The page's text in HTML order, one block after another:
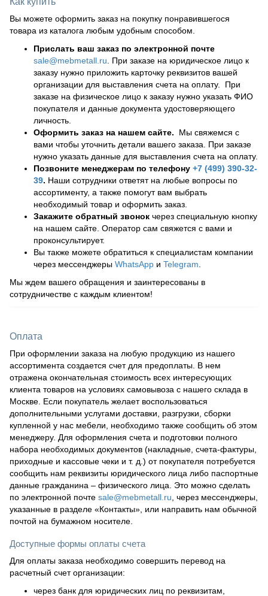
Вы можете оформить заказ на покупку понравившегося
товара из каталога любым удобным способом.
Прислать ваш заказ по электронной почте
sale@mebmetall.ru . При заказе на юридическое лицо к
заказу нужно приложить карточку реквизитов вашей
организации для выставления счета на оплату. При
заказе на физическое лицо к заказу нужно указать ФИО
покупателя и данные документа удостоверяющего
личность.
Оформить заказ на нашем сайте. Мы свяжемся с
вами чтобы уточнить детали вашего заказа. При заказе
нужно указать данные для выставления счета на оплату.
Позвоните менеджерам по телефону +7 (499) 390-32-
39. Наши сотрудники ответят на любые вопросы по
ассортименту, а также помогут вам выбрать
необходимый товар и оформить заказ.
Закажите обратный звонок через специальную кнопку
на нашем сайте. Оператор сам свяжется с вами и
проконсультирует.
Вы также можете обратиться к специалистам компании
через мессенджеры WhatsApp и Telegram
Мы ждем вашего обращения и заинтересованы в
сотрудничестве с каждым клиентом!
Оплата
При оформлении заказа на любую продукцию из нашего
ассортимента создается счет для предоплаты. В нем
отражена окончательная стоимость всех интересующих
клиента товаров на условиях самовывоза с нашего склада в
Москве. Если покупатель желает воспользоваться
дополнительными услугами доставки, разгрузки, сборки
купленной у нас мебели, необходимо также сообщить об этом
менеджеру. Для оформления счета и подготовки полного
набора необходимых документов (накладные, счета-фактуры,
приходные и кассовые чеки и т. д.) от покупателя потребуется
сообщить нам реквизиты юридического лица либо паспортные
данные гражданина – физического лица. Это можно сделать
по электронной почте sale@mebmetall.ru , через мессенджеры,
указанные в разделе «Контакты», или направить нам обычной
почтой на бумажном носителе.
Доступные формы оплаты счета
Для оплаты заказа необходимо совершить перевод на
расчетный счет организации:
через банк для юридических лиц по реквизитам,